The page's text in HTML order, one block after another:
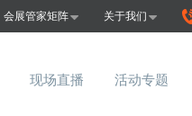
会展管家矩阵 关于我们
现场直播 活动专题